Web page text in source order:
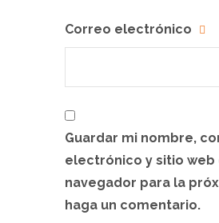
Correo electrónico
Guardar mi nombre,
electrónico y sitio web
navegador para la
haga un comentario.